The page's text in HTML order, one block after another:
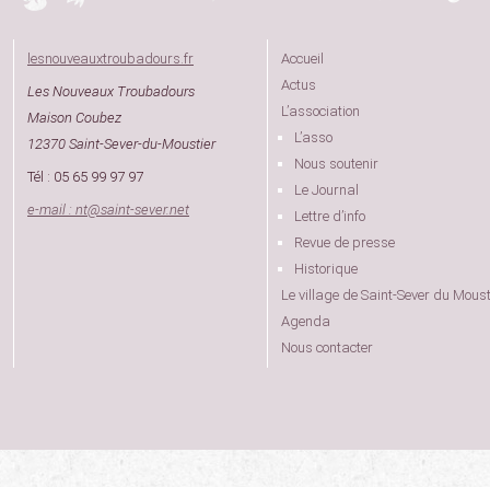
lesnouveauxtroubadours.fr
Les Nouveaux Troubadours
Maison Coubez
12370 Saint-Sever-du-Moustier
Tél : 05 65 99 97 97
e-mail : nt@saint-sever.net
Accueil
Actus
L’association
L’asso
Nous soutenir
Le Journal
Lettre d’info
Revue de presse
Historique
Le village de Saint-Sever du
Agenda
Nous contacter